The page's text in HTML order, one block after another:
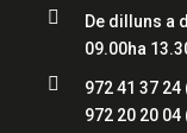

De dilluns a
09.00ha
 972 41 37 24
972 20 20 04